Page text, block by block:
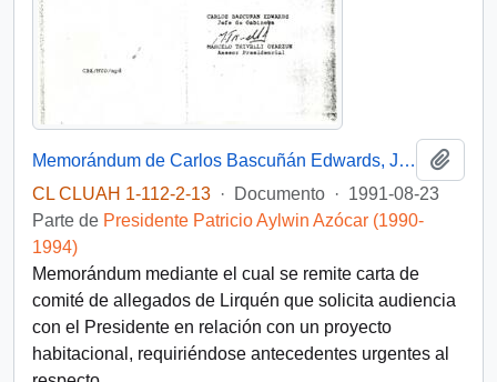
Memorándum de Carlos Bascuñán Edwards, Jefe de Gabinete Presidencial, a Alberto Etchegaray, Ministro de Vivienda
CL CLUAH 1-112-2-13 · Documento · 1991-08-23
Parte de Presidente Patricio Aylwin Azócar (1990-
1994)
Memorándum mediante el cual se remite carta de
comité de allegados de Lirquén que solicita audiencia
con el Presidente en relación con un proyecto
habitacional, requiriéndose antecedentes urgentes al